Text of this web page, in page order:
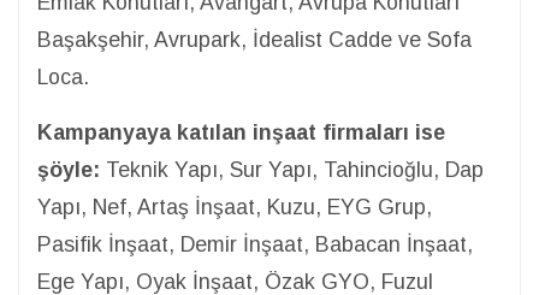
Başakşehir, Avrupark, İdealist Cadde ve Sofa
Loca.
Kampanyaya katılan inşaat firmaları ise
şöyle: Teknik Yapı, Sur Yapı, Tahincioğlu, Dap
Yapı, Nef, Artaş İnşaat, Kuzu, EYG Grup,
Pasifik İnşaat, Demir İnşaat, Babacan İnşaat,
Ege Yapı, Oyak İnşaat, Özak GYO, Fuzul